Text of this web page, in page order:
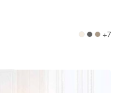
+7